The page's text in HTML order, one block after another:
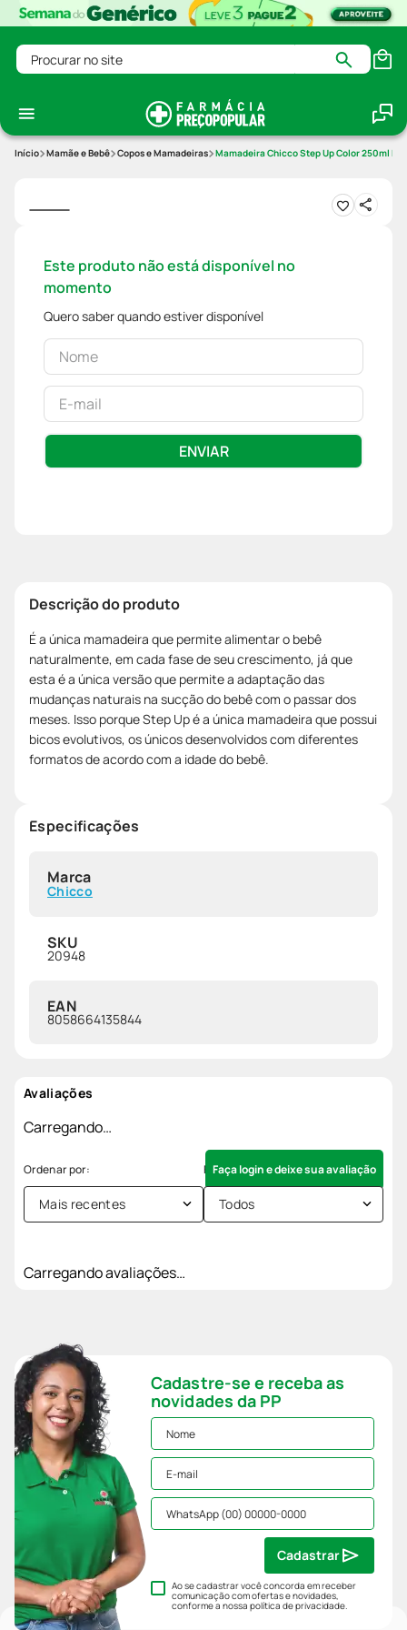
Procurar no site
Mamãe e Bebê Copos e Mamadeiras Mamadeira Chicco Step Up Color 250ml
Este produto não está disponível no
momento
Quero saber quando estiver disponível
ENVIAR
Descrição do produto
É a única mamadeira que permite alimentar o bebê
naturalmente, em cada fase de seu crescimento, já que
esta é a única versão que permite a adaptação das
mudanças naturais na sucção do bebê com o passar dos
meses. Isso porque Step Up é a única mamadeira que possui
bicos evolutivos, os únicos desenvolvidos com diferentes
formatos de acordo com a idade do bebê.
Especificações
Marca
Chicco
SKU
20948
EAN
8058664135844
Avaliações
Carregando…
Faça login e deixe sua avaliação
Mais recentes Todos
Carregando avaliações…
Cadastre-se e receba as
novidades da PP
Ao se cadastrar você concorda em receber
comunicação com ofertas e novidades,
conforme a nossapolítica de privacidade.
Cadastrar